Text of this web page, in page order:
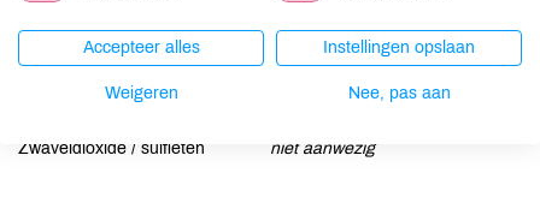
niet aanwezig
niet aanwezig
Zwaveldioxide / sulfieten
niet aanwezig
Accepteer alles Instellingen opslaan
Weigeren Nee, pas aan